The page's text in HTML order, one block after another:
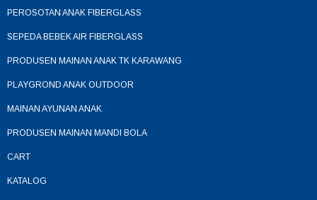
PEROSOTAN ANAK FIBERGLASS
SEPEDA BEBEK AIR FIBERGLASS
PRODUSEN MAINAN ANAK TK KARAWANG
PLAYGROND ANAK OUTDOOR
MAINAN AYUNAN ANAK
PRODUSEN MAINAN MANDI BOLA
CART
KATALOG